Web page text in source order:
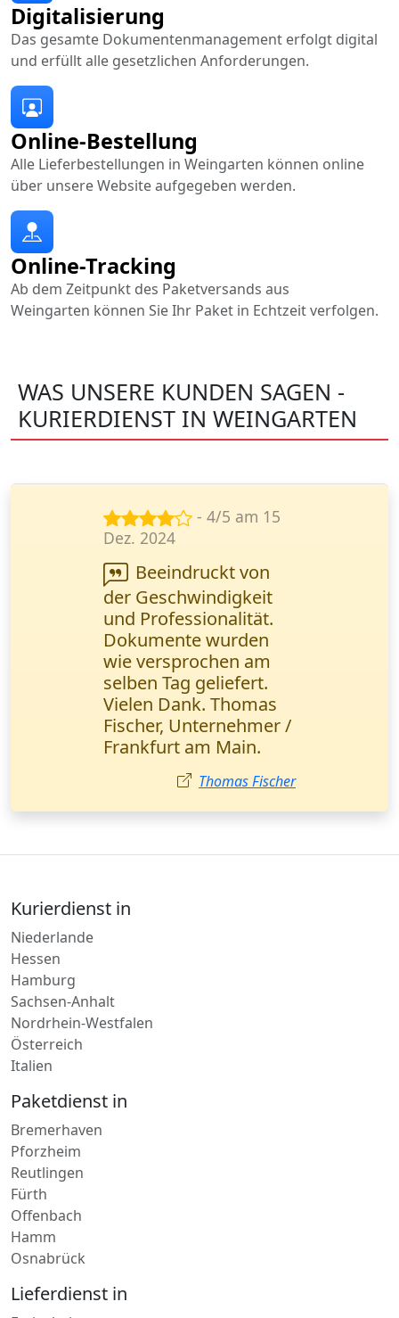
Online-Bestellung
Alle Lieferbestellungen in Weingarten können online
über unsere Website aufgegeben werden.
Online-Tracking
Ab dem Zeitpunkt des Paketversands aus
Weingarten können Sie Ihr Paket in Echtzeit verfolgen.
Digitalisierung
Das gesamte Dokumentenmanagement erfolgt digital
und erfüllt alle gesetzlichen Anforderungen.
WAS UNSERE KUNDEN SAGEN -
KURIERDIENST IN WEINGARTEN
- 5/5 am 5
Jan. 2024
Schnelle Lieferung
technischer
Dokumentationen -
genau das, was wir
brauchen. Das Online-
Tracking funktioniert
einwandfrei. Alexander
Becker, IT-Spezialist
Stuttgart.
Alexander Becker
Kurierdienst in
Niederlande
Hessen
Hamburg
Sachsen-Anhalt
Nordrhein-Westfalen
Österreich
Italien
Paketdienst in
Bremerhaven
Pforzheim
Reutlingen
Fürth
Offenbach
Hamm
Osnabrück
Lieferdienst in